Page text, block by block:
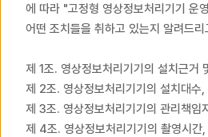
에 따라 "고정형 영상정보처리기기 운
어떤 조치들을 취하고 있는지 알려드
제 1조. 영상정보처리기기의 설치근거
제 2조. 영상정보처리기기의 설치대수,
제 3조. 영상정보처리기기의 관리책임
제 4조. 영상정보처리기기의 촬영시간